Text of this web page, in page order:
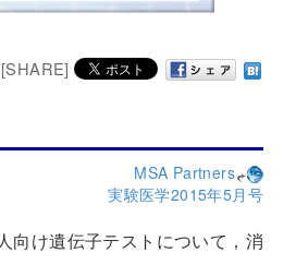
[SHARE]
MSA Partners
実験医学2015年5月号
向け遺伝子テストについて，消